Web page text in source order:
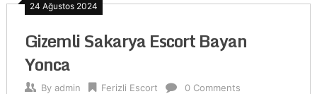
24 Ağustos 2024
Gizemli Sakarya Escort Bayan
Yonca
By admin Ferizli Escort 0 Comments